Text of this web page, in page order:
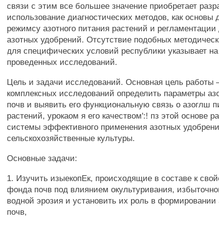
связи с этим все большее значение приобретает
использование диагностических методов, как основы
режимсу азотного питания растений и
азотных удобрений. Отсутствие подобных
для специфических условий республики указывает на
проведенных исследований.
Цель и задачи исследований. Основная цель работы
комплексных исследований определить параметры
почв и выявить его функциональную связь о азоглш
растений, урокаом я его качеством':! пз этой основе
системы эффективного применения азотных
сельскохозяйственные культуры.
Основные задачи:
1. Изучить изыекопЕк, происходящие в составе к
фонда почв под влиянием окультуривания,
водной эрозия и установить их роль в формировании
почв,